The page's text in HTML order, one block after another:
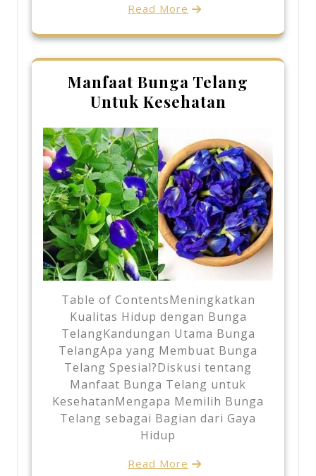
Read More
Manfaat Bunga Telang
Untuk Kesehatan
Table of ContentsMeningkatkan
Kualitas Hidup dengan Bunga
TelangKandungan Utama Bunga
TelangApa yang Membuat Bunga
Telang Spesial?Diskusi tentang
Manfaat Bunga Telang untuk
KesehatanMengapa Memilih Bunga
Telang sebagai Bagian dari Gaya
Hidup
Read More